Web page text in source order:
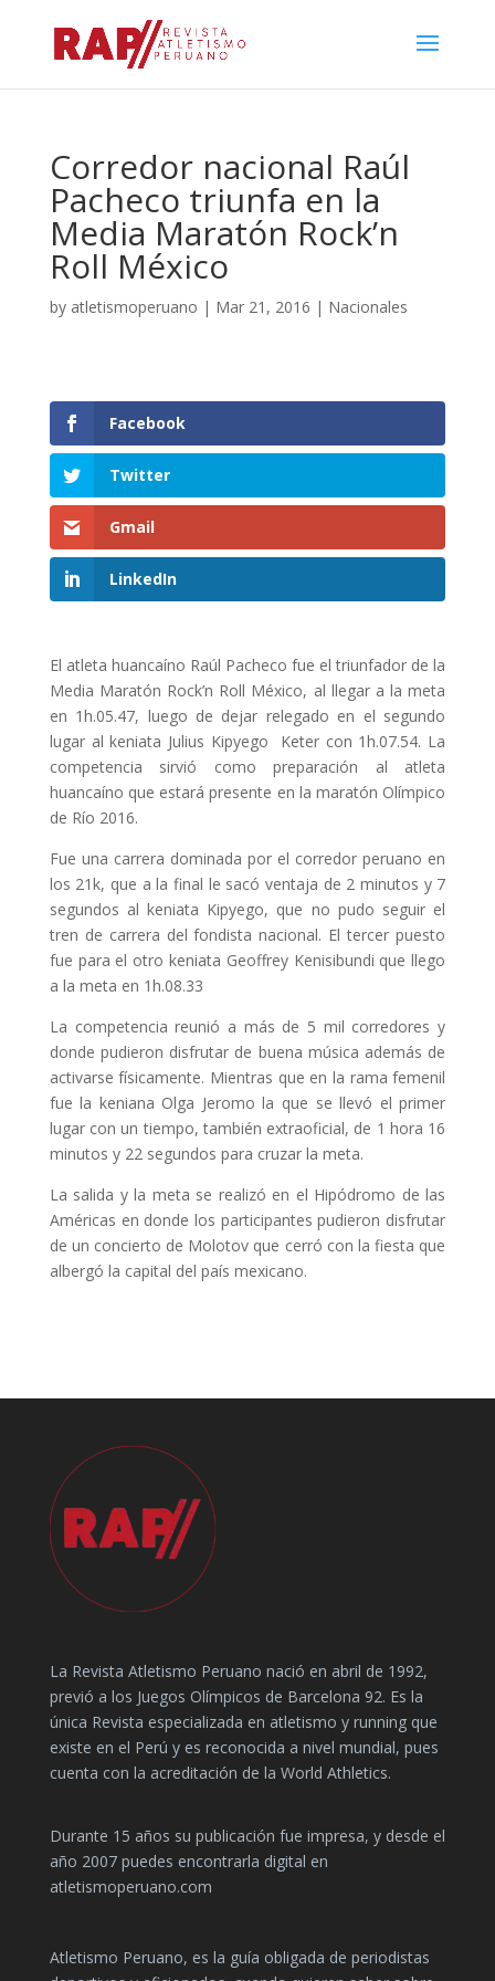
Corredor nacional Raúl
Pacheco triunfa en la
Media Maratón Rock’n
Roll México
by atletismoperuano | Mar 21, 2016 | Nacionales
Facebook
Twitter
Gmail
LinkedIn
El atleta huancaíno Raúl Pacheco fue el triunfador de la
Media Maratón Rock’n Roll México, al llegar a la meta
en 1h.05.47, luego de dejar relegado en el segundo
lugar al keniata Julius Kipyego Keter con 1h.07.54. La
competencia sirvió como preparación al atleta
huancaíno que estará presente en la maratón Olímpico
de Río 2016.
Fue una carrera dominada por el corredor peruano en
los 21k, que a la final le sacó ventaja de 2 minutos y 7
segundos al keniata Kipyego, que no pudo seguir el
tren de carrera del fondista nacional. El tercer puesto
fue para el otro keniata Geoffrey Kenisibundi que llego
a la meta en 1h.08.33
La competencia reunió a más de 5 mil corredores y
donde pudieron disfrutar de buena música además de
activarse físicamente. Mientras que en la rama femenil
fue la keniana Olga Jeromo la que se llevó el primer
lugar con un tiempo, también extraoficial, de 1 hora 16
minutos y 22 segundos para cruzar la meta.
La salida y la meta se realizó en el Hipódromo de las
Américas en donde los participantes pudieron disfrutar
de un concierto de Molotov que cerró con la fiesta que
albergó la capital del país mexicano.
La Revista Atletismo Peruano nació en abril de 1992,
previó a los Juegos Olímpicos de Barcelona 92. Es la
única Revista especializada en atletismo y running que
existe en el Perú y es reconocida a nivel mundial, pues
cuenta con la acreditación de la World Athletics.
Durante 15 años su publicación fue impresa, y desde el
año 2007 puedes encontrarla digital en
atletismoperuano.com
Atletismo Peruano, es la guía obligada de periodistas